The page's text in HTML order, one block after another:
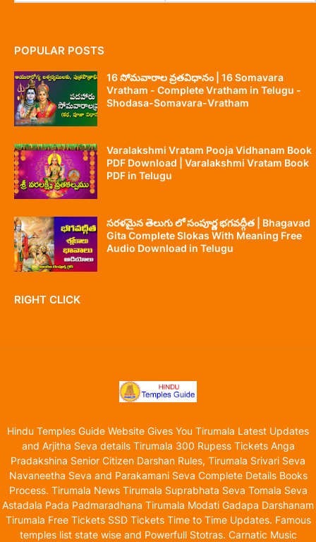
POPULAR POSTS
16 సోమవారాల వ్రతవిధానం | 16 Somavara
Vratham - Complete Vratham in Telugu -
Shodasa-Somavara-Vratham
Varalakshmi Vratam Pooja Vidhanam Book
PDF Download | Varalakshmi Vratam Book
PDF in Telugu
సరళమైన తెలుగు లో సంపూర్ణ భగవద్గీత | Bhagavad
Gita Complete Slokas With Meaning Free
Audio Download in Telugu
RIGHT CLICK
Hindu Temples Guide Website Gives You Tirumala Latest Updates
and Arjitha Seva details Tirumala 300 Rupess Tickets Anga
Pradakshina Senior Citizen Darshan Rules, Tirumala Srivari Seva
Navaneetha Seva and Parakamani Seva Complete Details Books
Process. Tirumala News Tirumala Suprabhata Seva Tomala Seva
Astadala Pada Padmaradhana Tirumala Modati Gadapa Darshanam
Tirumala Free Tickets SSD Tickets Time to Time Updates. Famous
temples list state wise and Powerfull Stotras. Carnatic Music